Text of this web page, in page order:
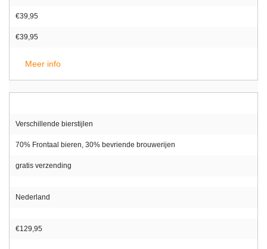
€39,95
€39,95
Meer info
Verschillende bierstijlen
70% Frontaal bieren, 30% bevriende brouwerijen
gratis verzending
Nederland
€129,95